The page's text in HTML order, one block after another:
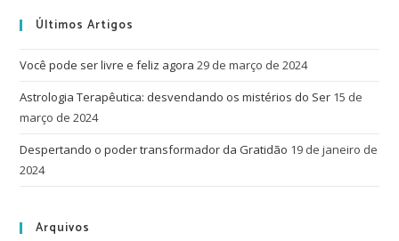
Últimos Artigos
Você pode ser livre e feliz agora 29 de março de 2024
Astrologia Terapêutica: desvendando os mistérios do Ser 15 de
março de 2024
Despertando o poder transformador da Gratidão 19 de janeiro de
2024
Arquivos